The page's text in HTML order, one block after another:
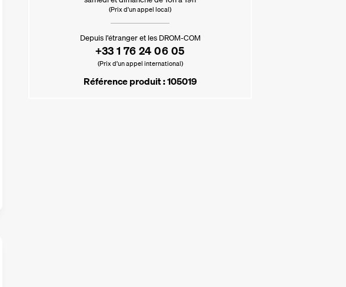
(Prix d'un appel local)
Depuis l’étranger et les DROM-COM
+33 1 76 24 06 05
(Prix d’un appel international)
Référence produit : 105019